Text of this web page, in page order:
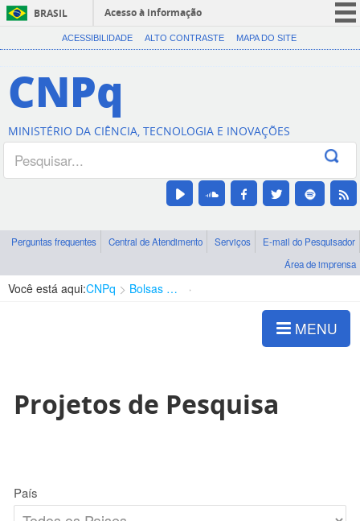
BRASIL
Acesso à informação
CORONAVÍRUS (COVID-19)
Canais
ACESSIBILIDADE ALTO CONTRASTE MAPA DO SITE
CNPq
MINISTÉRIO DA CIÊNCIA, TECNOLOGIA E INOVAÇÕES
Perguntas frequentes Central de Atendimento Serviços
E-mail do Pesquisador
Área de imprensa
Você está aqui:CNPq Bolsas e Auxílios Vigentes
MENU
Projetos de Pesquisa
País